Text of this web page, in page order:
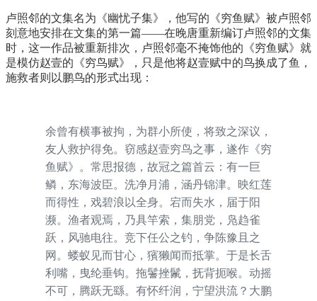
卢照邻的文集名为《幽忧子集》，他写的《穷鱼赋》被卢照邻
刻意地安排在文集的第一篇——在晚唐重新编订卢照邻的文集
时，这一作品被重新排次，卢照邻毫不掩饰他的《穷鱼赋》就
是模仿赵壹的《穷鸟赋》，只是他将赵壹赋中的鸟换成了鱼，
施救者则以鹏鸟的形式出现：
余曾有横事被拘，为群小所使，将致之深议，
友人救护得免。窃感赵壹穷鸟之事，遂作《穷
鱼赋》。常思报德，故冠之篇首云：有一巨
鳞，东海波臣。洗净月浦，涵丹锦津。映红莲
而得性，戏碧浪以全身。宕而失水，届于阳
濒。渔者观焉，乃具竿索，集朋党，凫趋雀
跃，风驰电往。竞下任公之钓，争陈豫且之
网。蝼蚁见而甘心，獱獭闻而抵掌。于是长舌
利嘴，曳纶垂钩。拖鬐挫鬛，抚背扼喉。动摇
不可，腾跃无繇。有怀纤润，宁望洪流？大鹏